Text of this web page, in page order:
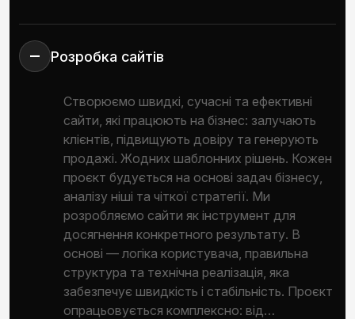
Розробка сайтів
Створюємо швидкі, сучасні та ефективні
сайти, які працюють на бізнес: залучають
клієнтів, підвищують довіру та генерують
продажі. Жодних шаблонних рішень. Кожен
проєкт будується на основі задач бізнесу,
аналізу ніші та чіткої стратегії. Ми
розробляємо сайти як інструмент для
досягнення конкретного результату. В
основі — логіка користувача, правильна
структура та технічна реалізація, яка
забезпечує швидкість і стабільність. Проєкт
опрацьовується комплексно: від…